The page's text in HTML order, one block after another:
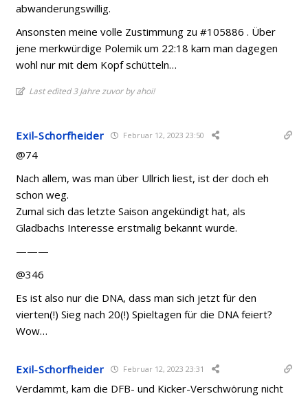
abwanderungswillig.
Ansonsten meine volle Zustimmung zu #105886 . Über
jene merkwürdige Polemik um 22:18 kam man dagegen
wohl nur mit dem Kopf schütteln…
Last edited 3 Jahre zuvor by ahoi!
Exil-Schorfheider Februar 12, 2023 23:50
@74
Nach allem, was man über Ullrich liest, ist der doch eh
schon weg.
Zumal sich das letzte Saison angekündigt hat, als
Gladbachs Interesse erstmalig bekannt wurde.
———
@346
Es ist also nur die DNA, dass man sich jetzt für den
vierten(!) Sieg nach 20(!) Spieltagen für die DNA feiert?
Wow…
Exil-Schorfheider Februar 12, 2023 23:31
Verdammt, kam die DFB- und Kicker-Verschwörung nicht